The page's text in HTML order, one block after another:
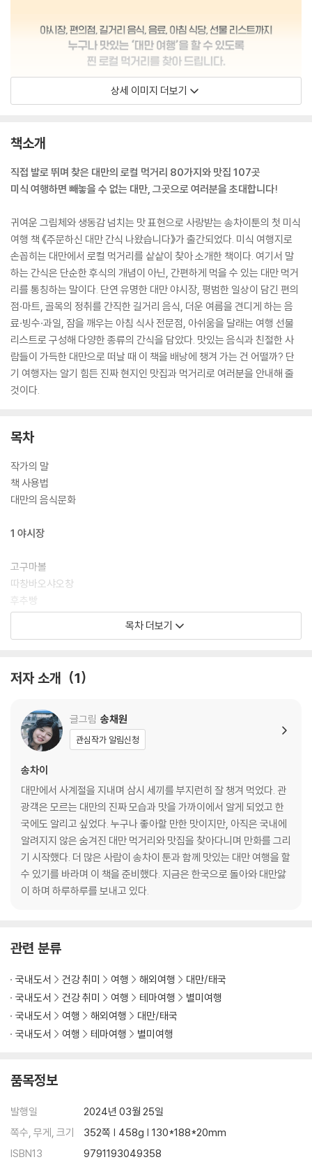
상세 이미지 더보기
책소개
직접 발로 뛰며 찾은 대만의 로컬 먹거리 80가지와 맛집 107곳
미식 여행하면 빼놓을 수 없는 대만, 그곳으로 여러분을 초대합니다!
귀여운 그림체와 생동감 넘치는 맛 표현으로 사랑받는 송차이툰의 첫 미식
여행 책 《주문하신 대만 간식 나왔습니다》가 출간되었다. 미식 여행지로
손꼽히는 대만에서 로컬 먹거리를 샅샅이 찾아 소개한 책이다. 여기서 말
하는 간식은 단순한 후식의 개념이 아닌, 간편하게 먹을 수 있는 대만 먹거
리를 통칭하는 말이다. 단연 유명한 대만 야시장, 평범한 일상이 담긴 편의
점·마트, 골목의 정취를 간직한 길거리 음식, 더운 여름을 견디게 하는 음
료·빙수·과일, 잠을 깨우는 아침 식사 전문점, 아쉬움을 달래는 여행 선물
리스트로 구성해 다양한 종류의 간식을 담았다. 맛있는 음식과 친절한 사
람들이 가득한 대만으로 떠날 때 이 책을 배낭에 챙겨 가는 건 어떨까? 단
기 여행자는 알기 힘든 진짜 현지인 맛집과 먹거리로 여러분을 안내해 줄
것이다.
목차
작가의 말
책 사용법
대만의 음식문화
1 야시장
고구마볼
따창바오샤오창
후추빵
파파야 우유
라오허제 야시장 벌크업 딴삥
라오허제 야시장 타로 튀김
라오허제 야시장 고구마 탕후루
지룽 야시장 영양 샌드위치
지룽 야시장 한입 소시지
지룽 야시장 땅콩 컵 빙수
Tip 야시장 꿀팁
2 편의점·마트
차예단
세븐일레븐 파니니
꽈이꽈이
구미
만한대찬 마라우육면
라이커 해물 맛 컵라면
큐거트
편의점 고구마
패밀리마트 아이스크림
Tip 편의점 아이스크림 주문하는 법
목차 더보기
저자 소개 1
글그림 송채원
관심작가 알림신청
송차이
대만에서 사계절을 지내며 삼시 세끼를 부지런히 잘 챙겨 먹었다. 관
광객은 모르는 대만의 진짜 모습과 맛을 가까이에서 알게 되었고 한
국에도 알리고 싶었다. 누구나 좋아할 만한 맛이지만, 아직은 국내에
알려지지 않은 숨겨진 대만 먹거리와 맛집을 찾아다니며 만화를 그리
기 시작했다. 더 많은 사람이 송차이 툰과 함께 맛있는 대만 여행을 할
수 있기를 바라며 이 책을 준비했다. 지금은 한국으로 돌아와 대만앓
이 하며 하루하루를 보내고 있다.
관련 분류
국내도서 건강 취미 여행 해외여행
대만/태국
국내도서
건강 취미 여행 테마여행
별미여행
국내도서
여행 해외여행
대만/태국
국내도서
여행 테마여행 별미여행
품목정보
발행일
2024년 03월 25일
쪽수, 무게, 크기
352쪽 | 458g | 130*188*20mm
ISBN13
9791193049358